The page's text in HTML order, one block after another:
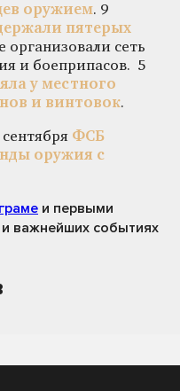
оружием. 9
пятерых
организовали сеть
и боеприпасов. 5
у местного
и винтовок.
ФСБ
оружия с
и первыми
и важнейших событиях